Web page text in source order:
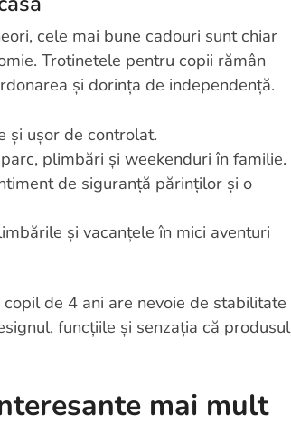
cele mai bune cadouri sunt chiar
Trotinetele pentru copii rămân
și dorința de independență.
și ușor de controlat.
plimbări și weekenduri în familie.
de siguranță părinților și o
și vacanțele în mici aventuri
de 4 ani are nevoie de stabilitate
funcțiile și senzația că produsul
mai mult